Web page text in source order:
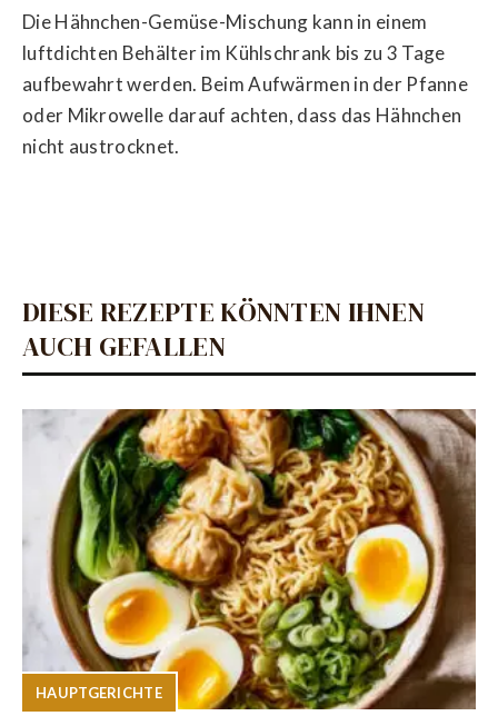
Die Hähnchen-Gemüse-Mischung kann in einem
luftdichten Behälter im Kühlschrank bis zu 3 Tage
aufbewahrt werden. Beim Aufwärmen in der Pfanne
oder Mikrowelle darauf achten, dass das Hähnchen
nicht austrocknet.
DIESE REZEPTE KÖNNTEN IHNEN
AUCH GEFALLEN
HAUPTGERICHTE